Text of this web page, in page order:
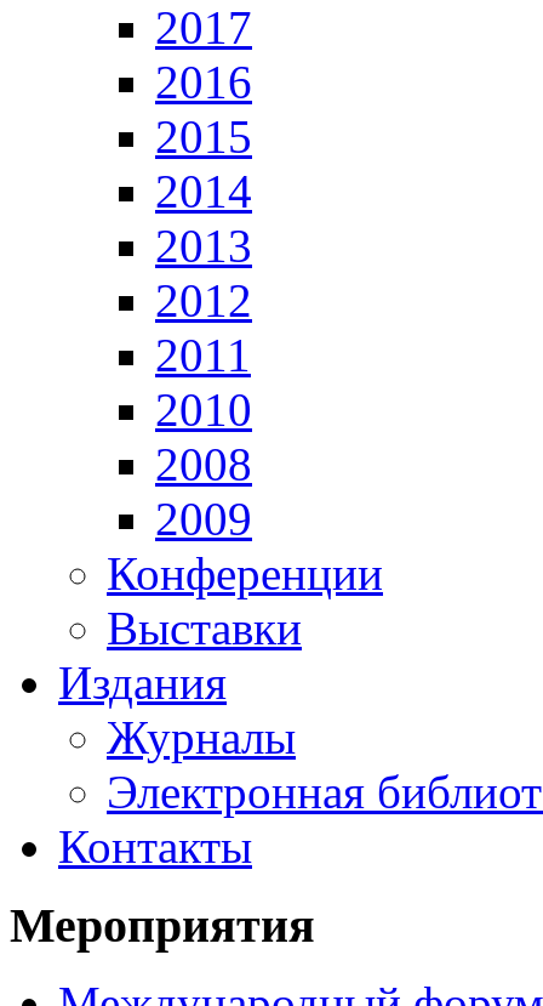
2017
2016
2015
2014
2013
2012
2011
2010
2008
2009
Конференции
Выставки
Издания
Журналы
Электронная
Контакты
Мероприятия